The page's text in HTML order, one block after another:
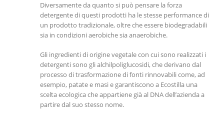
Diversamente da quanto si può pensare la forza
detergente di questi prodotti ha le stesse performance di
un prodotto tradizionale, oltre che essere biodegradabili
sia in condizioni aerobiche sia anaerobiche.
Gli ingredienti di origine vegetale con cui sono realizzati i
detergenti sono gli alchilpoliglucosidi, che derivano dal
processo di trasformazione di fonti rinnovabili come, ad
esempio, patate e masi e garantiscono a Ecostilla una
scelta ecologica che appartiene già al DNA dell’azienda a
partire dal suo stesso nome.